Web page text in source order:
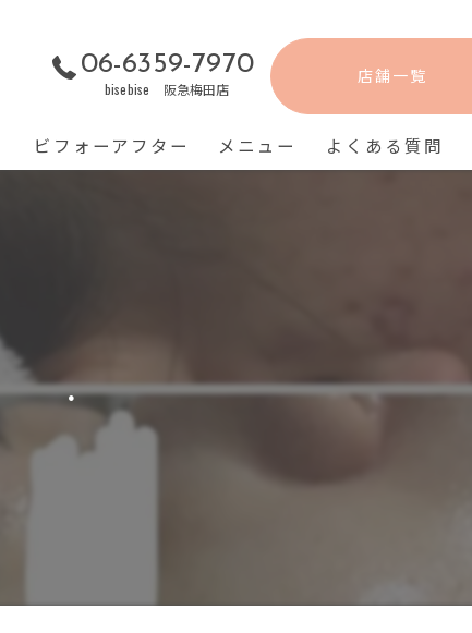
06-6359-7970
bisebise 阪急梅田店
店舗一覧
ビフォーアフター メニュー よくある質問
.